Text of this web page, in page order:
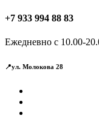
+7 933 994 88 83
Ежедневно с 10.00-
📍ул. Молокова 28